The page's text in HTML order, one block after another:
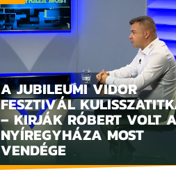
A JUBILEUMI VIDOR
FESZTIVÁL
– KIRJÁK RÓBERT VOLT
NYÍREGYHÁZA MOST
VENDÉGE